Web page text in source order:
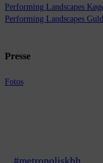
Performing Landscapes
Performing Landscapes
Presse
Fotos